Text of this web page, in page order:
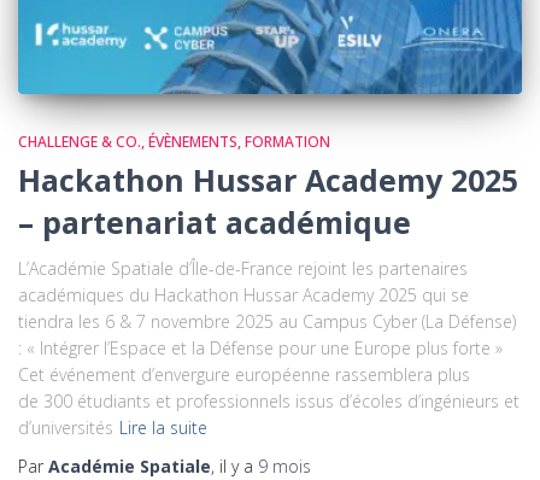
CHALLENGE & CO. ÉVÈNEMENTS FORMATION
Hackathon Hussar Academy 2025
– partenariat académique
L’Académie Spatiale d’Île-de-France rejoint les partenaires
académiques du Hackathon Hussar Academy 2025 qui se
tiendra les 6 & 7 novembre 2025 au Campus Cyber (La Défense)
: « Intégrer l’Espace et la Défense pour une Europe plus forte »
Cet événement d’envergure européenne rassemblera plus
de 300 étudiants et professionnels issus d’écoles d’ingénieurs et
d’universités Lire la suite
Par Académie Spatiale, il y a 9 mois